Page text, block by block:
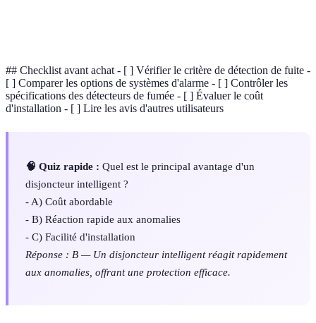
## Checklist avant achat - [ ] Vérifier le critère de détection de fuite -
[ ] Comparer les options de systèmes d'alarme - [ ] Contrôler les
spécifications des détecteurs de fumée - [ ] Évaluer le coût
d'installation - [ ] Lire les avis d'autres utilisateurs
🧠 Quiz rapide : Quel est le principal avantage d'un
disjoncteur intelligent ?
- A) Coût abordable
- B) Réaction rapide aux anomalies
- C) Facilité d'installation
Réponse : B — Un disjoncteur intelligent réagit rapidement
aux anomalies, offrant une protection efficace.